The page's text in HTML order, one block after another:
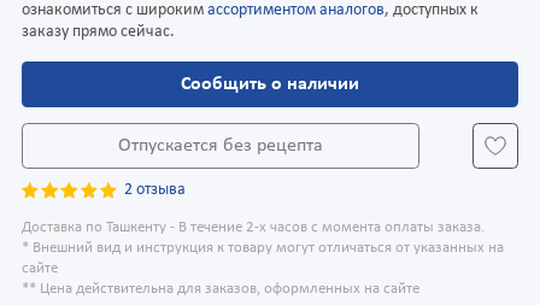
ознакомиться с широким ассортиментом аналогов, доступных к
заказу прямо сейчас.
Сообщить о наличии
Отпускается без рецепта
2 отзыва
Доставка по Ташкенту - В течение 2-х часов с момента оплаты заказа.
* Внешний вид и инструкция к товару могут отличаться от указанных на
сайте
** Цена действительна для заказов, оформленных на сайте